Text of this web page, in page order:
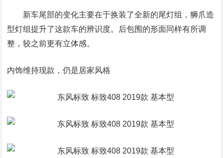
新车尾部的变化主要在于换装了全新的尾灯组，狮爪造
型灯组提升了这款车的辨识度。后包围的形面同样有所调
整，较之前更有立体感。
内饰维持现款，仍是居家风格